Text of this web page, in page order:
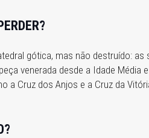
gótica, mas não destruído:
venerada desde a Idade Média
a Cruz dos Anjos e a Cruz da